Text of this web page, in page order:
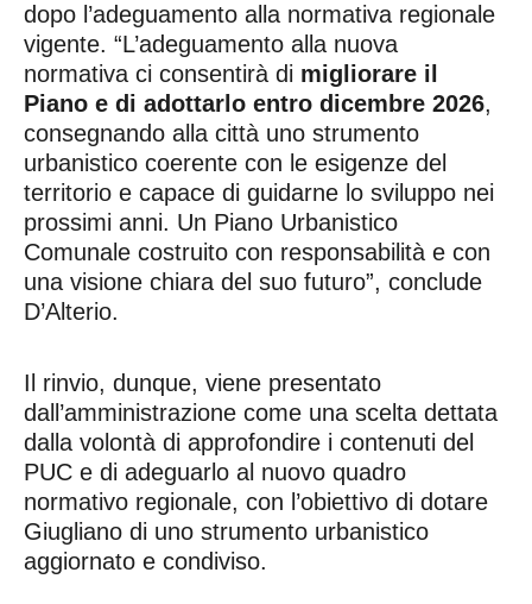
dopo l’adeguamento alla normativa regionale
vigente. “L’adeguamento alla nuova
normativa ci consentirà di migliorare il
Piano e di adottarlo entro dicembre 2026,
consegnando alla città uno strumento
urbanistico coerente con le esigenze del
territorio e capace di guidarne lo sviluppo nei
prossimi anni. Un Piano Urbanistico
Comunale costruito con responsabilità e con
una visione chiara del suo futuro”, conclude
D’Alterio.
Il rinvio, dunque, viene presentato
dall’amministrazione come una scelta dettata
dalla volontà di approfondire i contenuti del
PUC e di adeguarlo al nuovo quadro
normativo regionale, con l’obiettivo di dotare
Giugliano di uno strumento urbanistico
aggiornato e condiviso.